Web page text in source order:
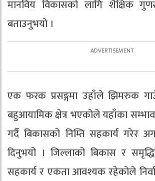
मानविय विकासको लागि शैक्षिक
बताउनुभयाे ।
एक फरक प्रसङ्गमा उहाँले झिमरुक
बहुआयामिक क्षेत्र भएकोले यहाँका
गर्दै बिकासको निम्ति सहकार्य गरेर
दिनुभयो । जिल्लाको बिकास र
सहकार्य र एकता आवश्यक रहेकोले